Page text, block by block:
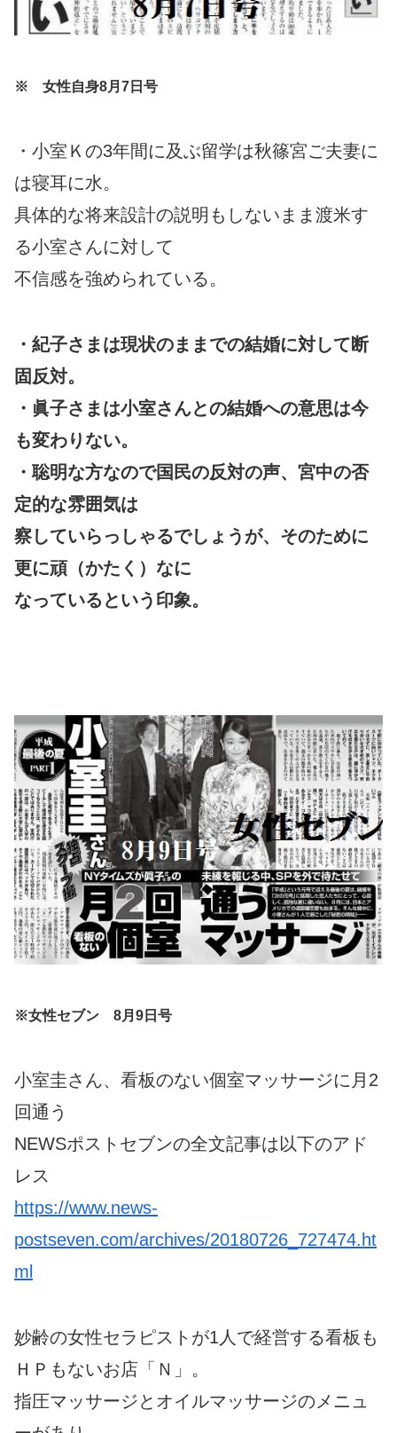
※ 女性自身8月7日号
・小室Ｋの3年間に及ぶ留学は秋篠宮ご夫妻に
は寝耳に水。
具体的な将来設計の説明もしないまま渡米す
る小室さんに対して
不信感を強められている。
・紀子さまは現状のままでの結婚に対して断
固反対。
・眞子さまは小室さんとの結婚への意思は今
も変わりない。
・聡明な方なので国民の反対の声、宮中の否
定的な雰囲気は
察していらっしゃるでしょうが、そのために
更に頑（かたく）なに
なっているという印象。
※女性セブン 8月9日号
小室圭さん、看板のない個室マッサージに月2
回通う
NEWSポストセブンの全文記事は以下のアド
レス
https://www.news-
postseven.com/archives/20180726_727474.ht
ml
妙齢の女性セラピストが1人で経営する看板も
ＨＰもないお店「Ｎ」。
指圧マッサージとオイルマッサージのメニュ